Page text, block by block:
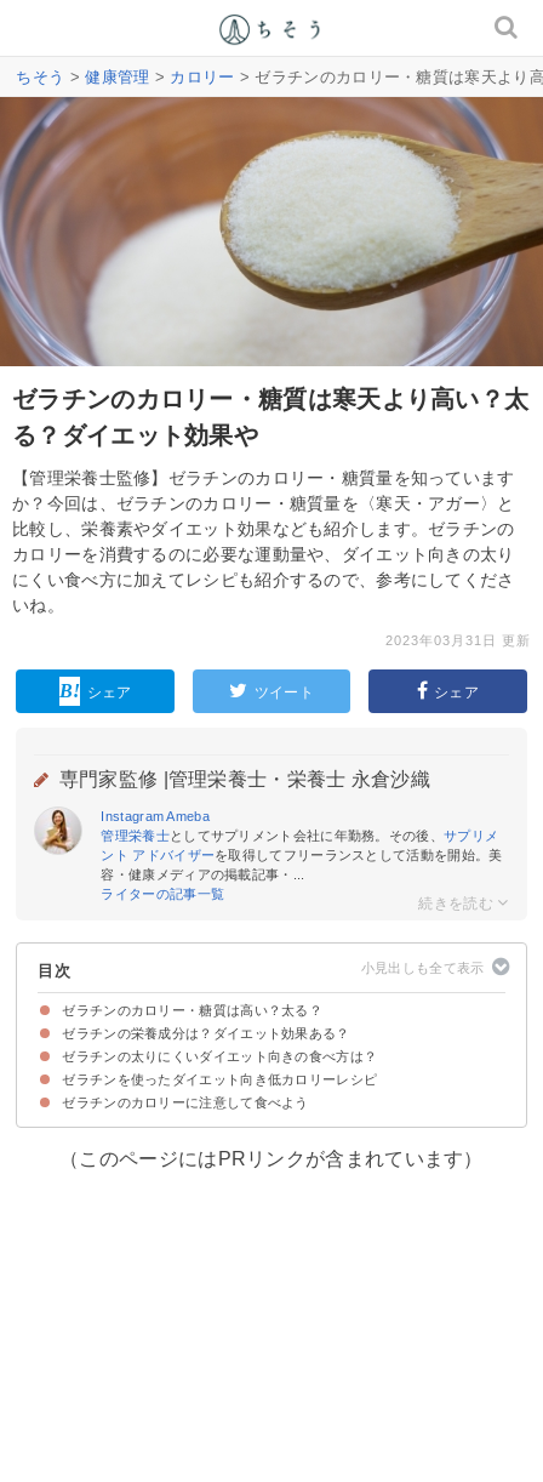
ちそう >健康管理 > カロリー > ゼラチンのカロリー・糖質は寒天より
ゼラチンのカロリー・糖質は寒天より高い？太
る？ダイエット効果や
【管理栄養士監修】ゼラチンのカロリー・糖質量を知っています
か？今回は、ゼラチンのカロリー・糖質量を〈寒天・アガー〉と
比較し、栄養素やダイエット効果なども紹介します。ゼラチンの
カロリーを消費するのに必要な運動量や、ダイエット向きの太り
にくい食べ方に加えてレシピも紹介するので、参考にしてくださ
いね。
2023年03月31日 更新
シェア ツイート シェア
専門家監修 | 管理栄養士・栄養士 永倉沙織
Instagram Ameba
管理栄養士としてサプリメント会社に年勤務。その後、 サプリメ
ント アドバイザーを取得してフリーランスとして活動を開始。美
容・健康メディアの掲載記事・...
ライターの記事一覧
目次
ゼラチンのカロリー・糖質は高い？太る？
ゼラチンのカロリー・糖質
ゼラチンのカロリー・糖質を寒天やアガーと比較
ゼラチンを使ったデザートのカロリー・糖質量を比較
ゼラチンのカロリーを消費するのに必要な運動量
ゼラチンの栄養成分は？ダイエット効果ある？
①タンパク質
②ゼラチン
③ビタミン
④ミネラル
ゼラチンの太りにくいダイエット向きの食べ方は？
①夜に食べない
②ゼラチンと一緒に調理されている材料もカロリーを抑える
ゼラチンを使ったダイエット向き低カロリーレシピ
①はちみつレモンゼリー
②豆乳プリン
③夏野菜のジュレ
ゼラチンのカロリーに注意して食べよう
（このページにはPRリンクが含まれています）